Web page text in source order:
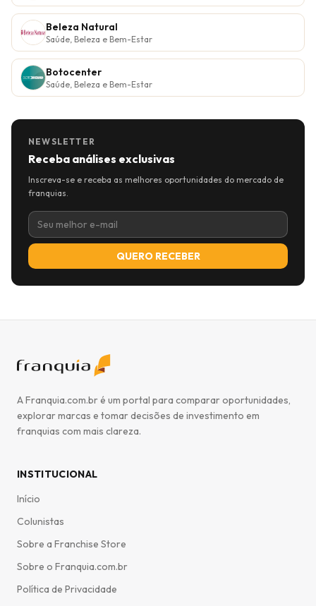
Beleza Natural
Saúde, Beleza e Bem-Estar
Botocenter
Saúde, Beleza e Bem-Estar
NEWSLETTER
Receba análises exclusivas
Inscreva-se e receba as melhores oportunidades do mercado de
franquias.
QUERO RECEBER
A Franquia.com.br é um portal para comparar oportunidades,
explorar marcas e tomar decisões de investimento em
franquias com mais clareza.
INSTITUCIONAL
Início
Colunistas
Sobre a Franchise Store
Sobre o Franquia.com.br
Política de Privacidade